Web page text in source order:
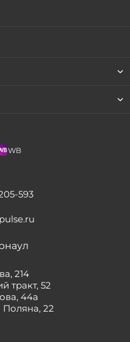
WB
593
214
тракт, 52
44а
Поляна, 22